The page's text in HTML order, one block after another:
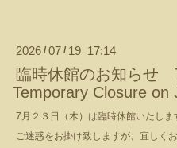
2026 / 07 / 19 17:14
臨時休館のお知らせ
Temporary Closure on
7月２３日（木）は臨時休館いたしま
ご迷惑をお掛け致しますが、宜しく